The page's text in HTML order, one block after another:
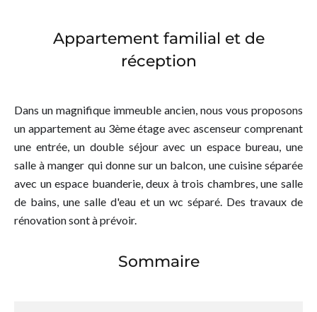
Appartement familial et de
réception
Dans un magnifique immeuble ancien, nous vous proposons
un appartement au 3ème étage avec ascenseur comprenant
une entrée, un double séjour avec un espace bureau, une
salle à manger qui donne sur un balcon, une cuisine séparée
avec un espace buanderie, deux à trois chambres, une salle
de bains, une salle d'eau et un wc séparé. Des travaux de
rénovation sont à prévoir.
Sommaire